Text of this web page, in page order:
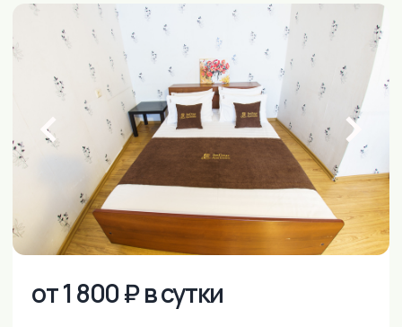
от 1 800 ₽ в сутки
Проложить маршрут
Позвонить
Красноармейский пр., д.1
Площадь Спальных мест
1 40м² 3 *1 *1